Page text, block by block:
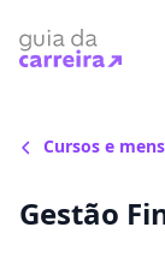
Cursos e
Gestão